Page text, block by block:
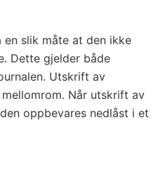
en slik måte at den ikke
Dette gjelder både
Utskrift av
Når utskrift av
oppbevares nedlåst i et